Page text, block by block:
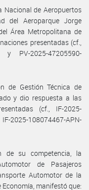
Nacional de Aeropuertos
del Aeroparque Jorge
Área Metropolitana de
presentadas (cf.,
y PV-2025-47205590-
de Gestión Técnica de
y dio respuesta a las
(cf., IF-2025-
108074467-APN-
de su competencia, la
de Pasajeros
Automotor de la
manifestó que: